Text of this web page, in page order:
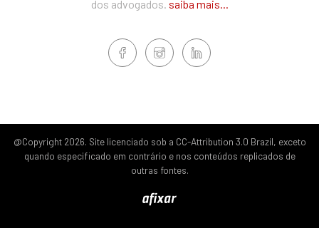
dos advogados. saiba mais...
@Copyright 2026. Site licenciado sob a CC-Attribution 3.0 Brazil, exceto
quando especificado em contrário e nos conteúdos replicados de
outras fontes.